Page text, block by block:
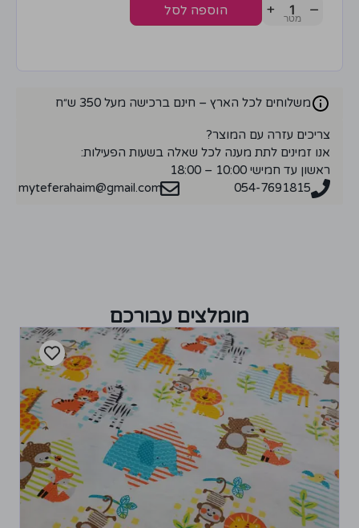
−
+ הוספה לסל
משלוחים לכל הארץ – חינם ברכישה מעל 350 ש״ח
צריכים עזרה עם המוצר?
אנו זמינים לתת מענה לכל שאלה בשעות הפעילות:
ראשון עד חמישי 10:00 – 18:00
054-7691815
myteferahaim@gmail.com
מומלצים עבורכם